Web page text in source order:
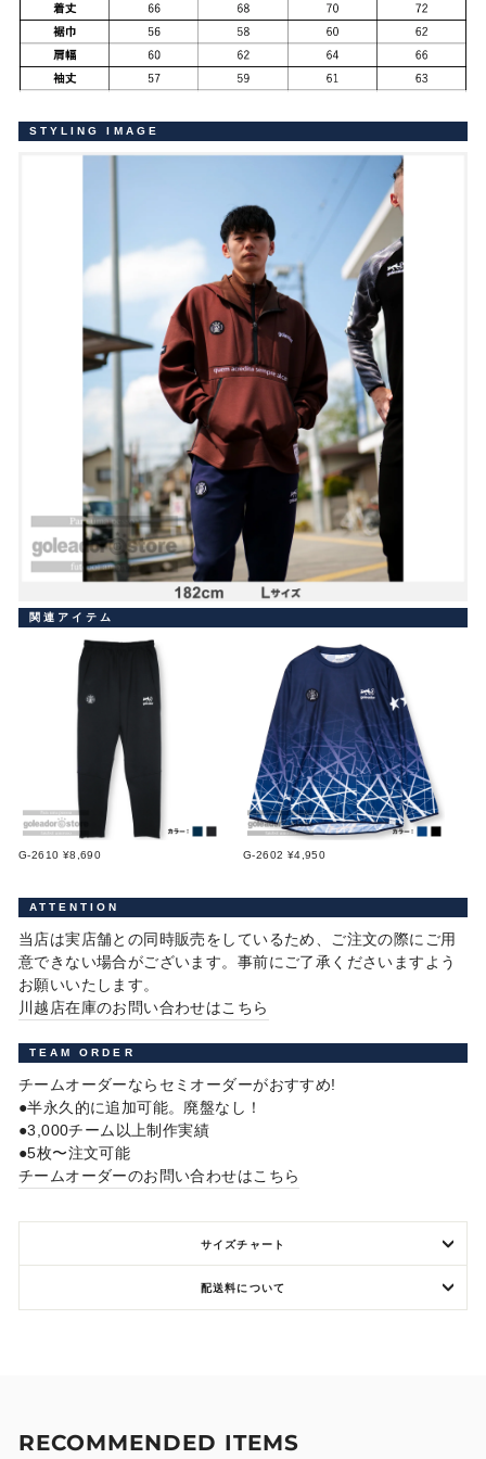
STYLING IMAGE
関連アイテム
G-2610 ¥8,690 G-2602 ¥4,950
ATTENTION
当店は実店舗との同時販売をしているため、ご注文の際にご用
意できない場合がございます。事前にご了承くださいますよう
お願いいたします。
川越店在庫のお問い合わせはこちら
TEAM ORDER
チームオーダーならセミオーダーがおすすめ!
●半永久的に追加可能。廃盤なし！
●3,000チーム以上制作実績
●5枚〜注文可能
チームオーダーのお問い合わせはこちら
サイズチャート
配送料について
RECOMMENDED ITEMS